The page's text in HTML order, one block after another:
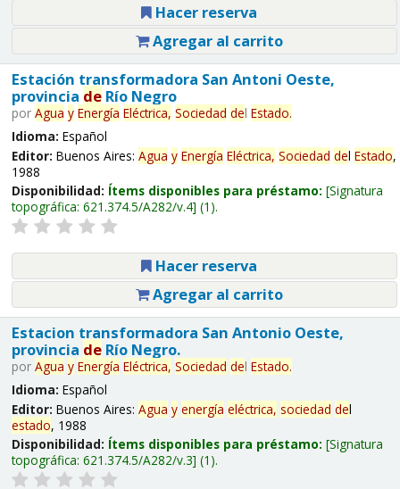
Hacer reserva
Agregar al carrito
Estación transformadora San Antoni Oeste,
provincia deRío Negro
por Agua y Energía Eléctrica, Sociedad del Estado.
Idioma: Español
Editor: Buenos Aires: Agua y Energía Eléctrica, Sociedad del Estado,
1988
Disponibilidad: Ítems disponibles para préstamo: Signatura
topográfica: 621.374.5/A282/v.4 (1).
Hacer reserva
Agregar al carrito
Estacion transformadora San Antonio Oeste,
provincia deRío Negro.
por Agua y Energía Eléctrica, Sociedad del Estado.
Idioma: Español
Editor: Buenos Aires: Agua y energía eléctrica, sociedad del
estado, 1988
Disponibilidad: Ítems disponibles para préstamo: Signatura
topográfica: 621.374.5/A282/v.3 (1).